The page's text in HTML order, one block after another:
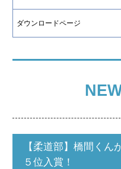
ダウンロードページ
【柔道部】橋間く
５位入賞！